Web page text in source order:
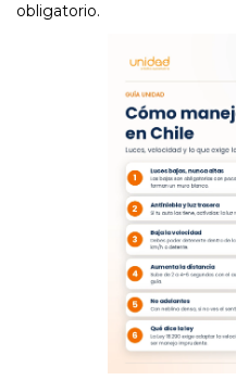
obligatorio.